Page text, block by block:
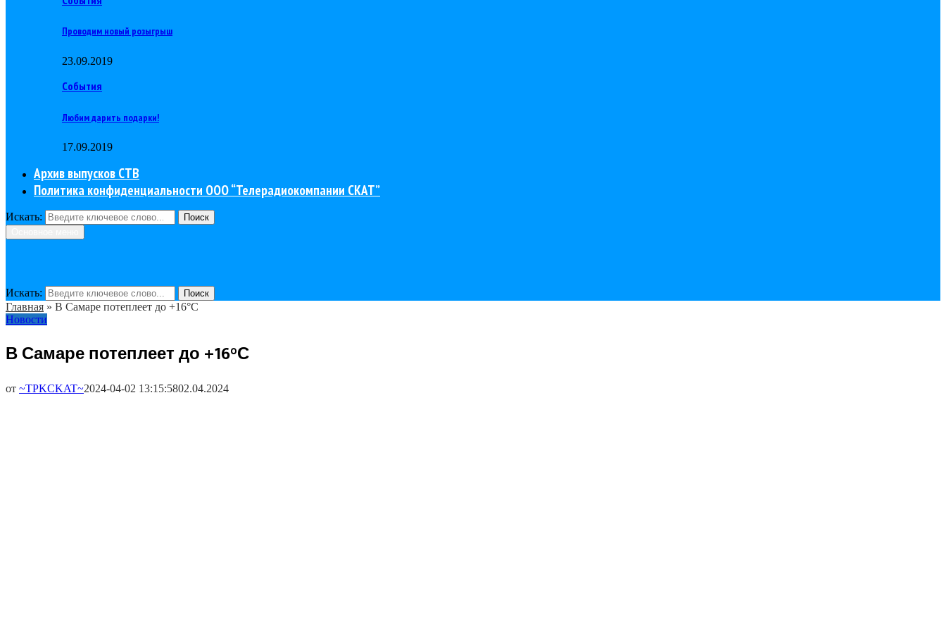
Проводим новый розыгрыш
23.09.2019
События
Любим дарить подарки!
17.09.2019
Архив выпусков СТВ
Политика конфиденциальности ООО “Телерадиокомпании СКАТ”
Искать:
Поиск
Искать: Поиск
Главная » В Самаре потеплеет до +16°С
Новости
В Самаре потеплеет до +16°С
от ~TPKCKAT~2024-04-02 13:15:5802.04.2024